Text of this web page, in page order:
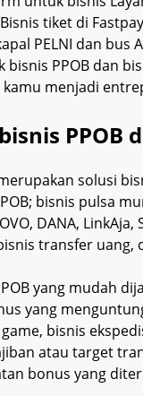
tiket di
PELNI dan bus
PPOB dan
kamu menjadi
PPOB
solusi
bisnis pulsa
DANA, LinkAja,
transfer uang,
yang mudah
yang
bisnis
atau target
bonus yang